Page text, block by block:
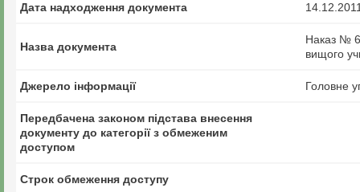
Дата надходження документа
Назва документа
Наказ №
вищого
Джерело інформації Головне
Передбачена законом підстава внесення
документу до категорії з обмеженим
доступом
Строк обмеження доступу